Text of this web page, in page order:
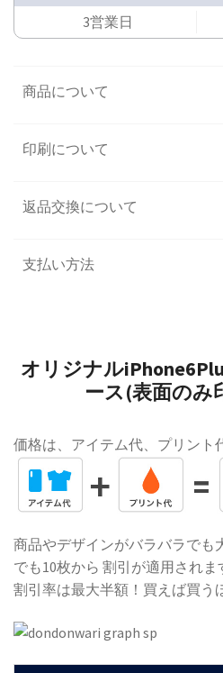
3営業日
商品について
印刷について
返品交換について
支払い方法
オリジナル
ース(表面のみ
価格は、アイテム代、プリント
商品やデザインがバラバラでも
でも10枚から 割引が適用されま
割引率は最大半額！買えば買う